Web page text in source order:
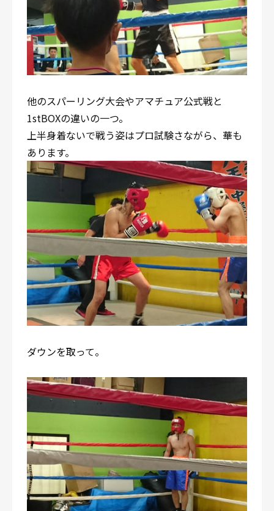
他のスパーリング大会やアマチュア公式戦と
1stBOXの違いの一つ。
上半身着ないで戦う姿はプロ試験さながら、華も
あります。
ダウンを取って。